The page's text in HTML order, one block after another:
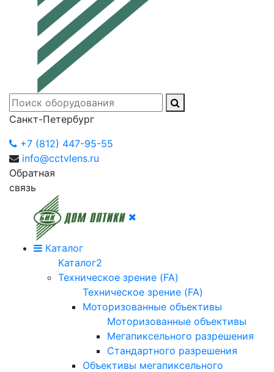
Санкт-Петербург
+7 (812) 447-95-55
info@cctvlens.ru
Обратная
связь
Каталог
Каталог2
Техническое зрение (FA)
Техническое зрение (FA)
Моторизованные объективы
Моторизованные объективы
Мегапиксельного разрешения
Стандартного разрешения
Объективы мегапиксельного